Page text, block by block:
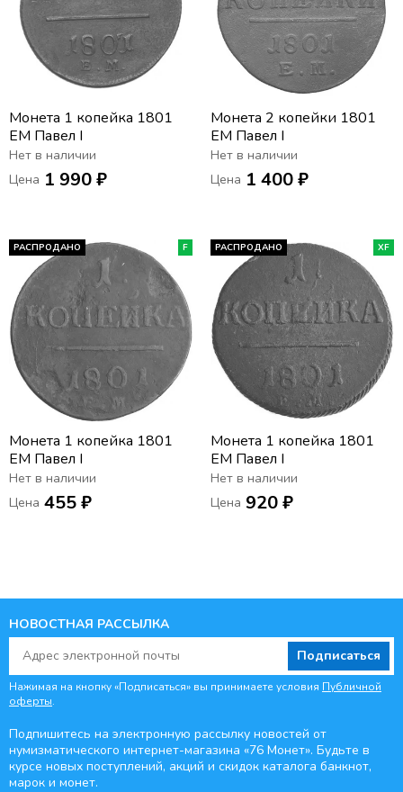
Монета 1 копейка 1801
ЕМ Павел I
Нет в наличии
Цена 1 990 ₽
Монета 2 копейки 1801
ЕМ Павел I
Нет в наличии
Цена 1 400 ₽
РАСПРОДАНО F
Монета 1 копейка 1801
ЕМ Павел I
Нет в наличии
Цена 455 ₽
РАСПРОДАНО XF
Монета 1 копейка 1801
ЕМ Павел I
Нет в наличии
Цена 920 ₽
НОВОСТНАЯ РАССЫЛКА
Подписаться
Нажимая на кнопку «Подписаться» вы принимаете условия Публичной
оферты.
Подпишитесь на электронную рассылку новостей от
нумизматического интернет-магазина «76 Монет». Будьте в
курсе новых поступлений, акций и скидок каталога банкнот,
марок и монет.